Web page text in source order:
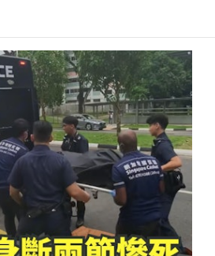
意外。當地1名68歲老翁在
拖行近20米，屍體被斷成兩
鐘才將遺體從路軌上移離。
子一度情緒崩潰痛哭並捶打